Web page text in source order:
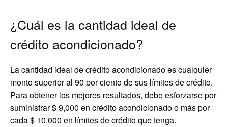
¿Cuál es la cantidad ideal de
crédito acondicionado?
La cantidad ideal de crédito acondicionado es cualquier
monto superior al 90 por ciento de sus límites de crédito.
Para obtener los mejores resultados, debe esforzarse por
suministrar $ 9,000 en crédito acondicionado o más por
cada $ 10,000 en límites de crédito que tenga.